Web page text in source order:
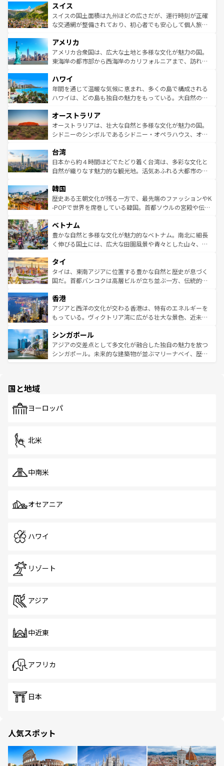
れる地方に足を運ぶとそれぞれで全く異なる文化を体験で
きるだろう。 なお、新着のフランス情報はコンテンツ一覧
を参照してほしい。
は、お酒好きな人にはぜひ体験してほしい。 なお、新着の
ドイツ情報はコンテンツ一覧を参照してほしい。
リアごとに異なる魅力がある。また、優雅なアフタヌーン
ティー、ビール好きにはたまらない英国パブ、サッカー観
戦など、本場だからこそできる体験も豊富。イギリスを旅
ンツ一覧を参照してほしい。
スイス
スイスの国土面積は九州ほどの広さだが、運行時刻が正確
な交通網が整備されており、初心者でも安心して個人旅行
の建物がそのまま残る町や、スイスならではのユニークな
博物館もあり、アルプス観光だけでなく町歩きも満喫する
ことができる。国民の所得が高いため物価も高いが、旅行
ば市内交通費無料で観光を楽しむこともできる。 なお、新
着のスイス情報はコンテンツ一覧 を参照してほしい。
アメリカ
アメリカ合衆国は、広大な土地と多様な文化が魅力の国。
東海岸の都市部から西海岸のカリフォルニアまで、訪れる
のような巨大都市は、観光、ショッピング、エンターテイ
ンメントが詰まった刺激的なスポットだ。一方、アメリカ
西部には大自然が広がり、グランドキャニオンやイエロー
部のニューオーリンズでは、音楽と美食が融合した独特の
文化が魅力。旅行者はアメリカの各地域で異なる魅力を楽
しみながら、その多様性と豊かな歴史を感じることができ
ならではの贅沢な旅のスタイルだ。 なお、新着のアメリカ
情報はコンテンツ一覧を参照してほしい。
ハワイ
年間を通じて温暖な気候に恵まれ、多くの島で構成される
ハワイは、どの島も独自の魅力をもっている。大自然の神
ワイ島は見逃せない。また、定番の観光地といえばオアフ
島だが、静かな自然を求めるならマウイ島やカウアイ島が
おすすめ。エメラルドグリーンに輝く海をはじめ、豊かな
れるおもてなしの心で訪れる人々を迎えてくれるハワイの
人々、おいしいローカルフードやハワイアンミュージッ
ク、伝統的なフラダンスなど、すべてがハワイの魅力を彩
ワイを、存分に味わってほしい。 なお、新着のハワイ情報
はコンテンツ一覧を参照してほしい。
オーストラリア
オーストラリアは、壮大な自然と多様な文化が魅力の国。
シドニーのシンボルであるシドニー・オペラハウス、オー
リアリーフや大陸中央部にそびえるウルル（エアーズロッ
ク）、タスマニアの美しい原生林やケアンズの熱帯雨林な
ど、見どころがたくさん。また、カフェやワイン、オージ
いる。アクティビティも充実しており、サーフィンやダイ
ビング、ハイキングなど、アウトドア好きにはたまらな
い。オーストラリアの多彩な魅力を存分に味わいつくそ
参照してほしい。
台湾
日本から約４時間ほどでたどり着く台湾は、多彩な文化と
自然が織りなす魅力的な観光地。活気あふれる大都市の台
ン）、静ひつな山岳地帯である台湾東部など、都市の喧騒
と山間の静けさが共存しており、訪れる人に新しい発見と
驚きをもたらしてくれる。また、奥深い台湾の食文化も魅
容にもいいと評判のスイーツなど、バラエティ豊かな料理
が味わえる。 なお、新着の台湾情報は コンテンツ一覧を参
照してほしい。
韓国
歴史ある王朝文化が残る一方で、最先端のファッションやK
-POPで世界を席巻している韓国。首都ソウルの宮殿や伝統
き、地方に足を延ばせば四季折々の自然美を楽しむことが
できる。そして、キムチや焼肉、絶品のストリートフード
まで、さまざまな韓国料理が待っている。夜には、韓国な
リティに包まれながら、韓国の多彩な魅力を心ゆくまで味
わってみてほしい。 なお、新着の韓国情報はコンテンツ一
覧を参照してほしい。
ベトナム
豊かな自然と多様な文化が魅力的なベトナム。南北に細長
く伸びる国土には、広大な田園風景や青々とした山々、世
急速な発展と共に伝統が息づく。ハノイの古い町並みやホ
ーチミン市のフランス統治時代の建物も、独特の雰囲気を
醸し出している。また、バラエティの豊かさとおいしさで
とつ。フォーやバインミー、ベトナムコーヒーなどは、ぜ
ひ現地で味わいたい。どの地域を訪れてもあたたかい人々
が旅行者を迎えてくれるので、きっと忘れられない旅にな
参照してほしい。
タイ
タイは、東南アジアに位置する豊かな自然と歴史が息づく
国だ。首都バンコクは高層ビルが立ち並ぶ一方、伝統的な
の活気が交差している。北部ではチェンマイなどの山岳地
帯で自然と触れ合い、南部ではプーケットやクラビの美し
いビーチでリゾート気分を楽しむことができる。タイ料理
激する。気候は一年中温暖で、どの季節にも異なる楽しみ
が待っている。親しみやすいタイの人々、仏教を中心とし
た文化、そして多様な観光資源が、訪れる旅人を魅了し続
香港
アジアと西洋の文化が交わる香港は、特有のエネルギーを
もっている。ヴィクトリア湾に広がる壮大な景色、近未来
み、どこを訪れても感動するはず。観光スポットが密集し
ており、効率よく見どころを回れるのも魅力。息をのむよ
うな絶景から文化的な体験まで、香港を存分に楽しみ尽く
シンガポール
アジアの交差点として多文化が融合した独自の魅力を放つ
シンガポール。未来的な建築物が並ぶマリーナベイ、歴史
で、ホーカーズは地元の風情を楽しめる外せないスポット
国と地域
ヨーロッパ
北米
中南米
オセアニア
ハワイ
リゾート
アジア
中近東
アフリカ
日本
人気スポット